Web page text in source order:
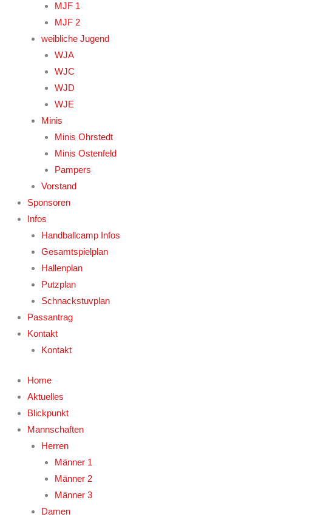
MJF 1
MJF 2
weibliche Jugend
WJA
WJC
WJD
WJE
Minis
Minis Ohrstedt
Minis Ostenfeld
Pampers
Vorstand
Sponsoren
Infos
Handballcamp Infos
Gesamtspielplan
Hallenplan
Putzplan
Schnackstuvplan
Passantrag
Kontakt
Kontakt
Home
Aktuelles
Blickpunkt
Mannschaften
Herren
Männer 1
Männer 2
Männer 3
Damen